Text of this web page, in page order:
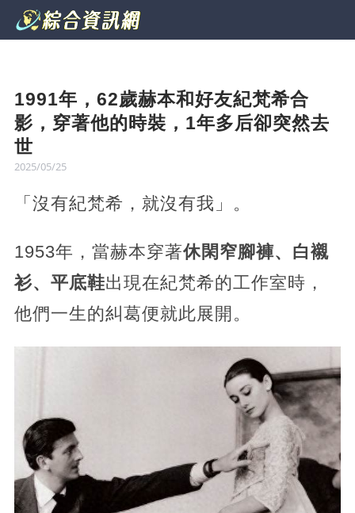
1991年，62歲赫本和好友紀梵希合
影，穿著他的時裝，1年多后卻突然去
世
2025/05/25
「沒有紀梵希，就沒有我」。
1953年，當赫本穿著休閑窄腳褲、白襯
衫、平底鞋出現在紀梵希的工作室時，
他們一生的糾葛便就此展開。